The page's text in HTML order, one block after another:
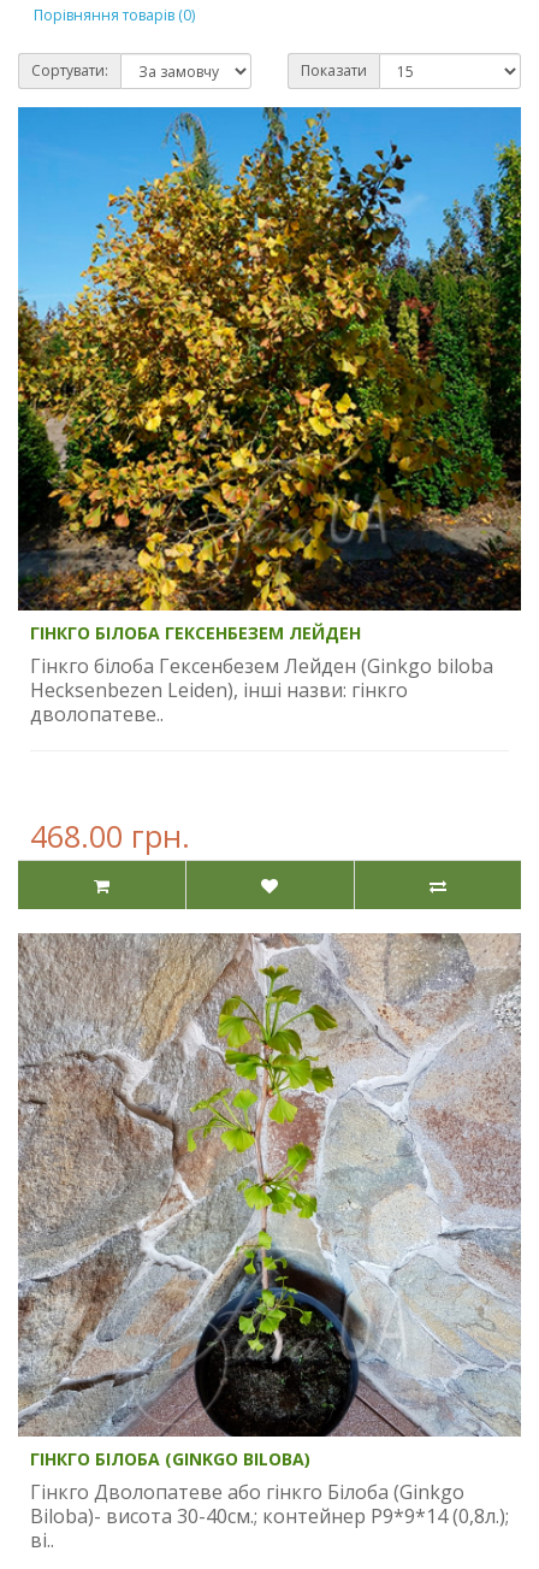
Порівняння товарів (0)
Сортувати: Показати
ГІНКГО БІЛОБА ГЕКСЕНБЕЗЕМ ЛЕЙДЕН
Гінкго білоба Гексенбезем Лейден (Ginkgo biloba
Hecksenbezen Leiden), інші назви: гінкго
дволопатеве..
468.00 грн.
ГІНКГО БІЛОБА (GINKGO BILOBA)
Гінкго Дволопатеве або гінкго Білоба (Ginkgo
Biloba)- висота 30-40см.; контейнер Р9*9*14 (0,8л.);
ві..